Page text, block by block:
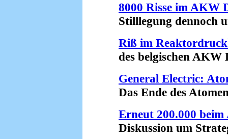
8000 Risse im AKW
Stilllegung dennoch
Riß im
des belgischen AKW
General Electric:
Das Ende des
Erneut 200.000
Diskussion um